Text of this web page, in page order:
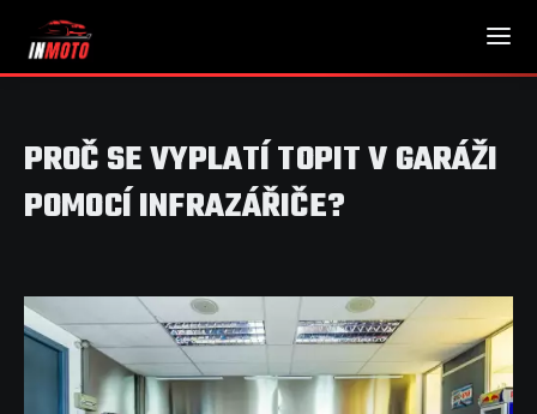
PROČ SE VYPLATÍ TOPIT V GARÁŽI
POMOCÍ INFRAZÁŘIČE?